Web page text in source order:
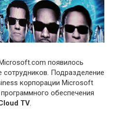
появилось
Подразделение
корпорации Microsoft
обеспечения
TV.